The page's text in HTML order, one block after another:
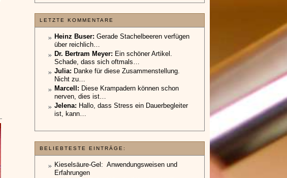
LETZTE KOMMENTARE
Heinz Buser: Gerade Stachelbeeren verfügen
über reichlich…
Dr. Bertram Meyer: Ein schöner Artikel.
Schade, dass sich oftmals…
Julia: Danke für diese Zusammenstellung.
Nicht zu…
Marcell: Diese Krampadern können schon
nerven, dies ist…
Jelena: Hallo, dass Stress ein Dauerbegleiter
ist, kann…
BELIEBTESTE EINTRÄGE:
Kieselsäure-Gel: Anwendungsweisen und
Erfahrungen